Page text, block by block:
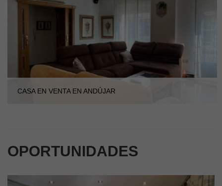
CASA EN VENTA EN ANDÚJAR
OPORTUNIDADES